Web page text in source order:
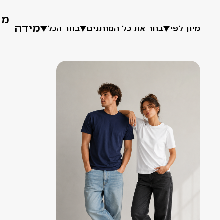
מיון לפי בחר את כל המותגים בחר הכל מידה